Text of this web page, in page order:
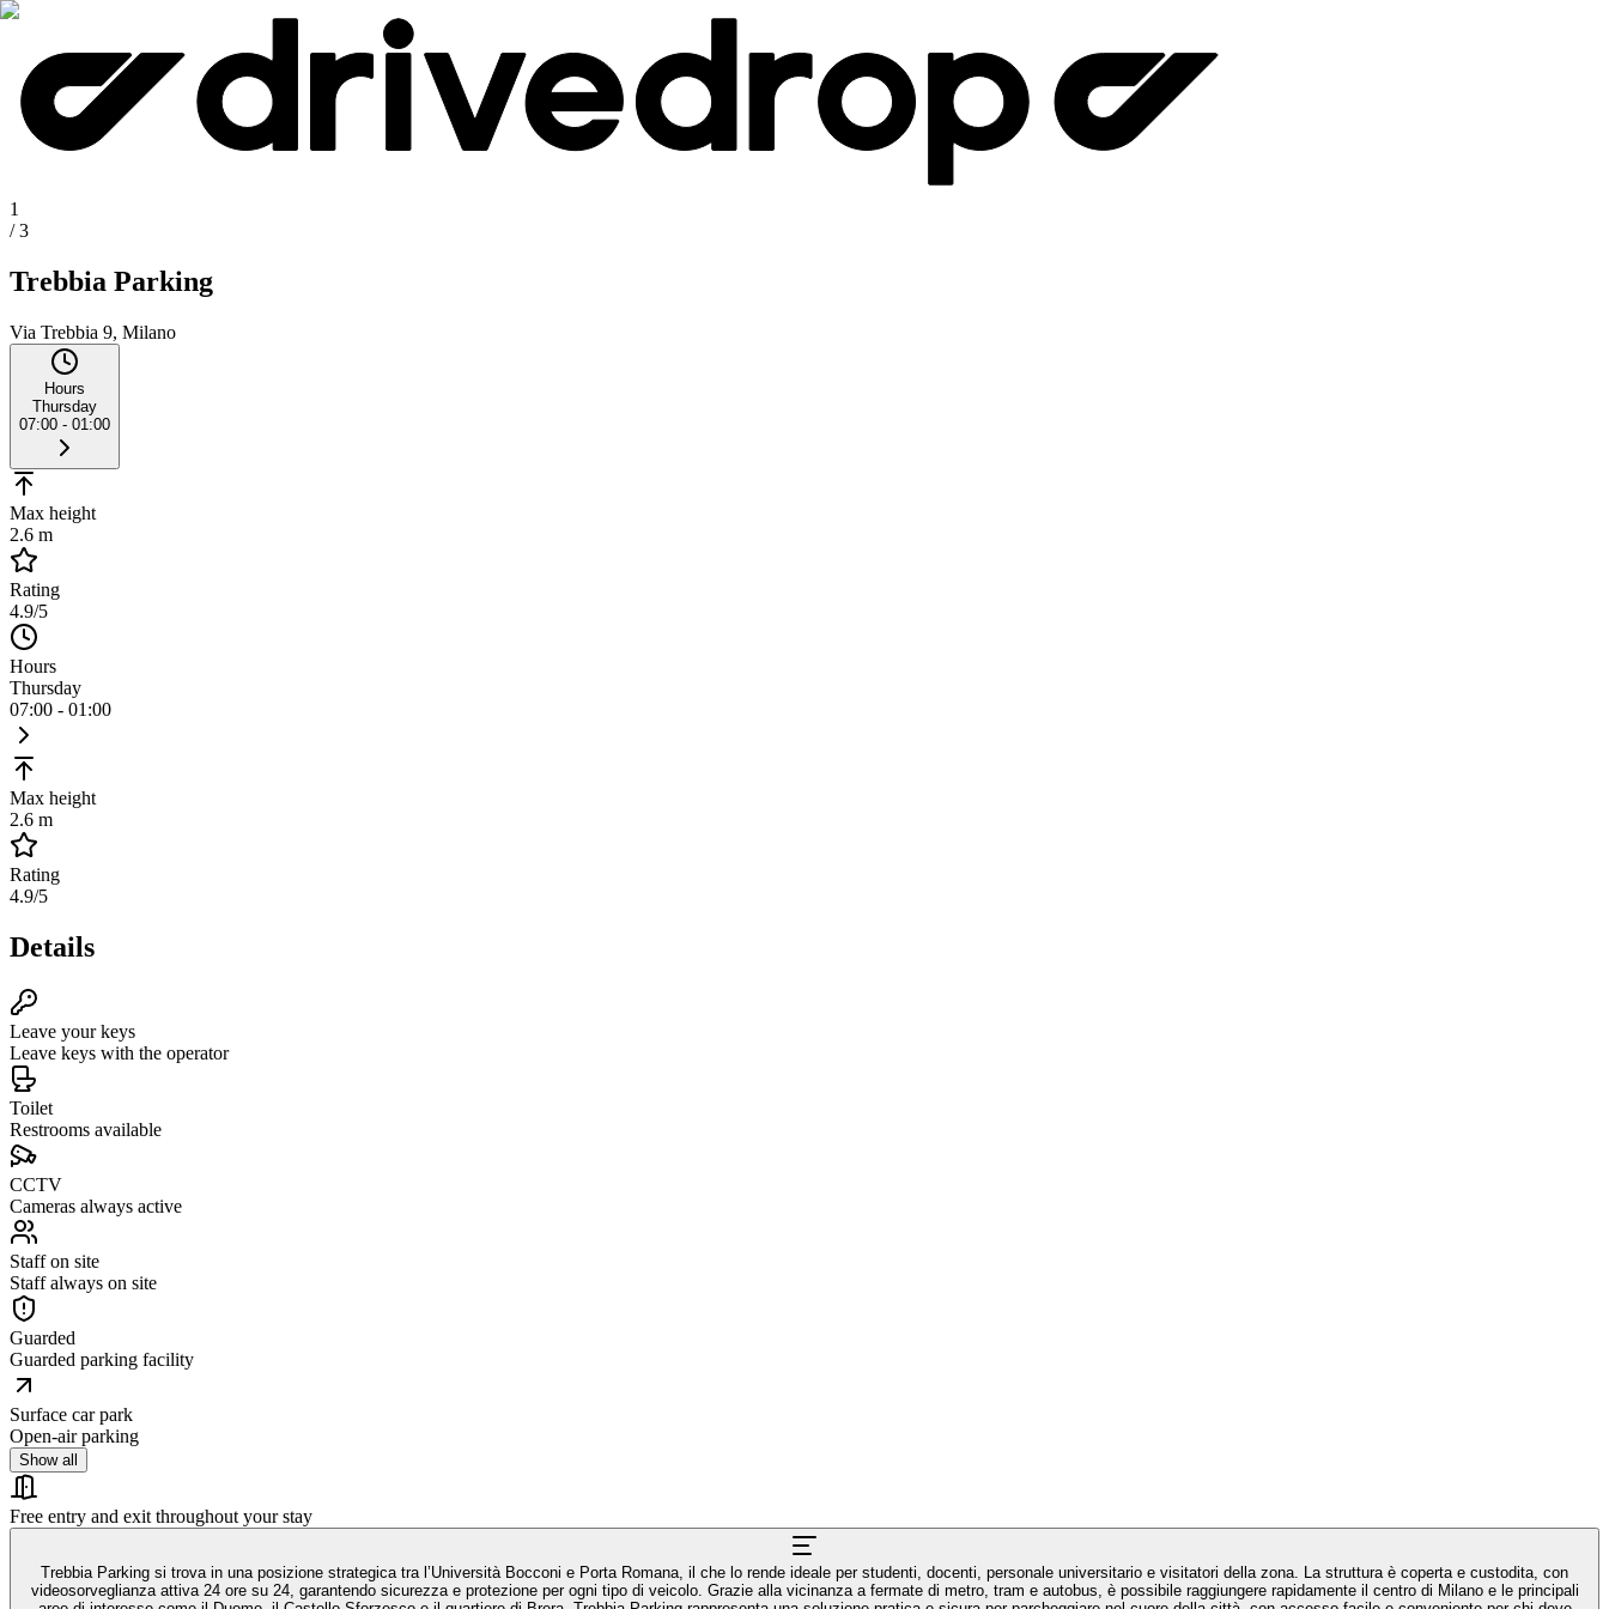
1
/3
Trebbia Parking
Via Trebbia 9, Milano
Hours
Thursday
07:00 - 01:00
Max height
2.6 m
Rating
4.9/5
Hours
Thursday
07:00 - 01:00
Max height
2.6 m
Rating
4.9/5
Details
Leave your keys
Leave keys with the operator
Toilet
Restrooms available
CCTV
Cameras always active
Staff on site
Staff always on site
Guarded
Guarded parking facility
Surface car park
Open-air parking
Show all
Free entry and exit throughout your stay
Trebbia Parking si trova in una posizione strategica tra l’Università Bocconi e Porta Romana, il che lo rende ideale per studenti, docenti, personale universitario e visitatori della zona. La struttura è coperta e custodita, con
videosorveglianza attiva 24 ore su 24, garantendo sicurezza e protezione per ogni tipo di veicolo. Grazie alla vicinanza a fermate di metro, tram e autobus, è possibile raggiungere rapidamente il centro di Milano e le principali